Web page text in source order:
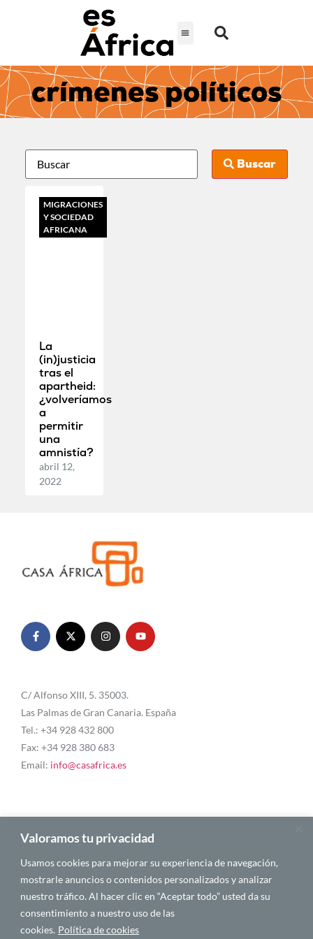
Valoramos tu privacidad
Usamos cookies para mejorar su experiencia de navegación,
mostrarle anuncios o contenidos personalizados y analizar
nuestro tráfico. Al hacer clic en “Aceptar todo” usted da su
consentimiento a nuestro uso de las
cookies. Política de cookies
crímenes políticos
Buscar
MIGRACIONES
Y SOCIEDAD
AFRICANA
La
(in)justicia
tras el
apartheid:
¿volveríamos
a
permitir
una
amnistía?
abril 12,
2022
C/ Alfonso XIII, 5. 35003.
Las Palmas de Gran Canaria. España
Tel.: +34 928 432 800
Fax: +34 928 380 683
Email: info@casafrica.es
Blog
Quiénes somos
Autores
Español